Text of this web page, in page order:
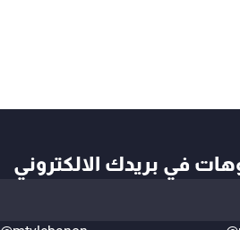
في بريدك الالكتروني